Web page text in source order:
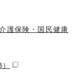
護保険・国民健康